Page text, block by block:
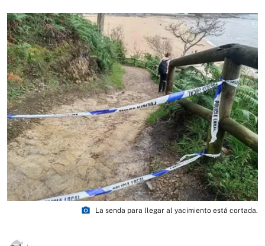
photo_camera La senda para llegar al yacimiento está cortada.